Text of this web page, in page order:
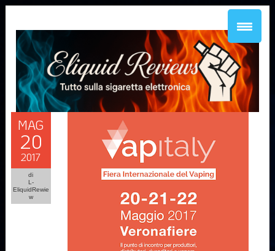
MAG
20
2017
di
L-
EliquidRewie
w